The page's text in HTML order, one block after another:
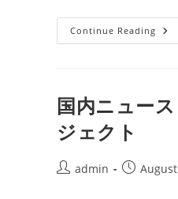
Continue Reading 2014
年
（日
膵
臓
発
パ
国内ニュー
ジェクト
Postadmin
Post